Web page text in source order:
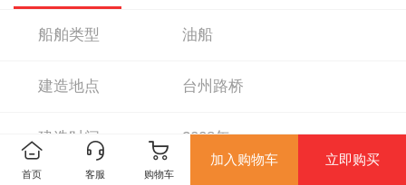
船舶类型 油船
建造地点 台州路桥
建造时间 2008年
首页 客服 购物车
加入购物车 立即购买